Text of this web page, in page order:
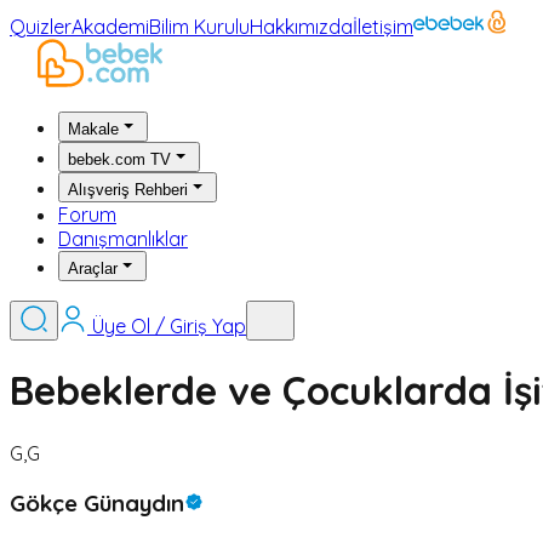
QuizlerAkademiBilim KuruluHakkımızdaİletişim
Makale
bebek.com TV
Alışveriş Rehberi
Forum
Danışmanlıklar
Araçlar
Üye Ol / Giriş Yap
Bebeklerde ve Çocuklarda
G,G
Gökçe Günaydın